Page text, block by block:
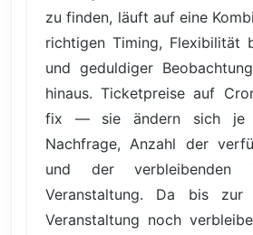
zu finden, läuft auf eine
richtigen Timing, Flexibilität
und geduldiger
hinaus. Ticketpreise auf
fix — sie ändern sich je
Nachfrage, Anzahl der
und der
Veranstaltung. Da bis
Veranstaltung noch